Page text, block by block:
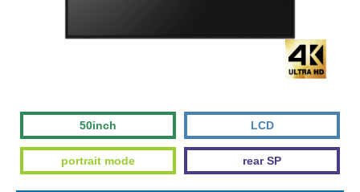
50inch LCD
portrait mode rear SP